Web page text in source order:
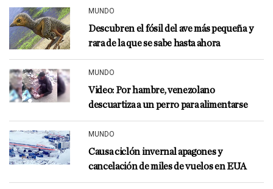
MUNDO
Descubren el fósil del ave más pequeña y
rara de la que se sabe hasta ahora
MUNDO
Video: Por hambre, venezolano
descuartiza a un perro para alimentarse
MUNDO
Causa ciclón invernal apagones y
cancelación de miles de vuelos en EUA